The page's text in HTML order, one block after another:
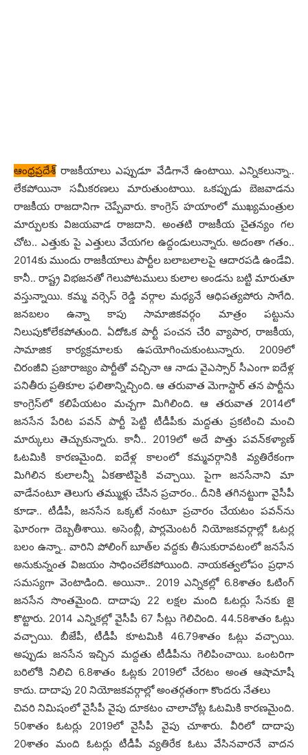
ఆంధ్ర‌ప్ర‌దేశ్రాజ‌కీయాలు ఎప్పుడూ వేడిగానే ఉంటాయి. ఎన్నిక‌లున్నా..
లేక‌పోయినా స‌మీక‌ర‌ణ‌లు మారుతుంటాయి. ఒక‌ప్పుడు బెజ‌వాడ‌ను
రాజ‌కీయ రాజ‌దానిగా చెప్పేవారు. కాంగ్రెస్ హ‌యాంలో ముఖ్య‌మంత్రుల
మార్పుల‌కు విజ‌య‌వాడ రాజ‌దాని. అంత‌టి రాజ‌కీయ చైత‌న్యం గ‌ల
చోట‌.. ఎత్తుకు పై ఎత్తులు వేయ‌గ‌ల ఉద్దండులున్నారు. అదంతా గ‌తం..
2014కు ముందు రాజ‌కీయాలు పార్టీల బ‌లాబ‌లాల‌పై ఆదార‌ప‌డి ఉండేవి.
కానీ.. రాష్ట్ర విభ‌జ‌న‌తో గెలుపోట‌ములు కులాల అండ‌ను బ‌ట్టి మారుతూ
వ‌స్తున్నాయి. క‌మ్మ వ‌ర్సెస్ రెడ్డి వ‌ర్గాల మ‌ధ్య‌నే ఆధిప‌త్య‌పోరు సాగేది.
జ‌న‌బ‌లం ఉన్నా కాపు సామాజిక‌వ‌ర్గం మాత్రం ప‌ట్టును
నిలుపుకోలేక‌పోతుంది. ఏదోఓక పార్టీ పంచ‌న చేరి వ్యాపార‌, రాజ‌కీయ‌,
సామాజిక కార్య‌క్ర‌మాల‌కు ఉప‌యోగించుకుంటున్నారు. 2009లో
చిరంజీవి ప్ర‌జారాజ్యం పార్టీతో వ‌చ్చినా ఆ నాడు వైఎస్సార్ సీఎంగా ఐదేళ్ల
ప‌నితీరు ప్ర‌తికూల ఫ‌లితాన్నిచ్చింది. ఆ త‌రువాత మెగాస్టార్ త‌న పార్టీను
కాంగ్రెస్‌లో క‌లిపేయ‌టం మ‌చ్చ‌గా మిగిలింది. ఆ త‌రువాత 2014లో
జ‌న‌సేన పేరిట ప‌వ‌న్ పార్టీ పెట్టి టీడీపీకు మ‌ద్ద‌తు ప్ర‌క‌టించి మంచి
మార్కులు తెచ్చుకున్నారు. కానీ.. 2019లో అదే పొత్తు ప‌వ‌న్‌క‌ళ్యాణ్
ఓట‌మికి కార‌ణ‌మైంది. ఐదేళ్ల కాలంలో క‌మ్మవ‌ర్గానికి వ్య‌తిరేకంగా
మిగిలిన కులాల‌న్నీ ఏక‌తాటిపైకి వ‌చ్చాయి. పైగా జ‌న‌సేనాని మా
వాడేనంటూ తెలుగు త‌మ్ముళ్లు చేసిన ప్రచారం.. దీనికి త‌గిన‌ట్టుగా వైసీపీ
కూడా.. టీడీపీ, జ‌న‌సేన ఒక్క‌టే నంటూ ప్ర‌చారం చేయ‌టం ప‌వ‌న్‌ను
ఘోరంగా దెబ్బ‌తీశాయి. అసెంబ్లీ, పార్ల‌మెంట‌రీ నియోజ‌క‌వ‌ర్గాల్లో ఓట‌ర్ల
బ‌లం ఉన్నా.. వారిని పోలింగ్ బూత్‌ల వ‌ద్ద‌కు తీసుకురావ‌టంలో జ‌న‌సేన
అనుకున్నంత విజ‌యం సాధించ‌లేక‌పోయింది. నాయ‌క‌త్వ‌లోపం ప్ర‌ధాన
స‌మ‌స్య‌గా వెంటాడింది. అయినా.. 2019 ఎన్నిక‌ల్లో 6.8శాతం ఓటింగ్
జ‌నసేన సొంత‌మైంది. దాదాపు 22 ల‌క్ష‌ల మంది ఓట‌ర్లు సేన‌కు జై
కొట్టారు. 2014 ఎన్నిక‌ల్లో వైసీపీ 67 సీట్లు గెలిచింది. 44.58శాతం ఓట్లు
వ‌చ్చాయి. బీజేపీ, టీడీపీ కూట‌మికి 46.79శాతం ఓట్లు వ‌చ్చాయి.
అప్పుడు జ‌న‌సేన ఇచ్చిన మ‌ద్ద‌తు టీడీపీను గెలిపించాయి. ఒంట‌రిగా
బ‌రిలోకి నిలిచి 6.8శాతం ఓట్ల‌కు 2019లో చేర‌టం అంత ఆషామాషీ
కాదు. దాదాపు 20 నియోజ‌క‌వ‌ర్గాల్లో అంత‌ర్గ‌తంగా కొంద‌రు నేత‌లు
చివ‌రి నిమిషంలో వైసీపీ వైపు దూక‌టం చాలాచోట్ల ఓట‌మికి కార‌ణ‌మైంది.
50శాతం ఓట‌ర్లు 2019లో వైసీపీ వైపు చూశారు. వీరిలో దాదాపు
20శాతం మంది ఓట‌ర్లు టీడీపీ వ్య‌తిరేక ఓటు వేసిన‌వార‌నే వాద‌న